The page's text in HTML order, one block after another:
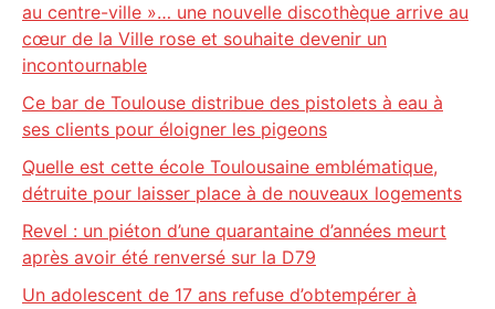
au centre-ville »… une nouvelle discothèque arrive au
cœur de la Ville rose et souhaite devenir un
incontournable
Ce bar de Toulouse distribue des pistolets à eau à
ses clients pour éloigner les pigeons
Quelle est cette école Toulousaine emblématique,
détruite pour laisser place à de nouveaux logements
Revel : un piéton d’une quarantaine d’années meurt
après avoir été renversé sur la D79
Un adolescent de 17 ans refuse d’obtempérer à